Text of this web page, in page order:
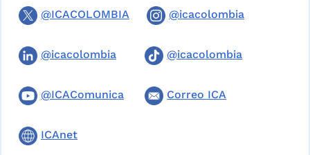
@ICACOLOMBIA @icacolombia
@icacolombia @icacolombia
@ICAComunica Correo ICA
ICAnet